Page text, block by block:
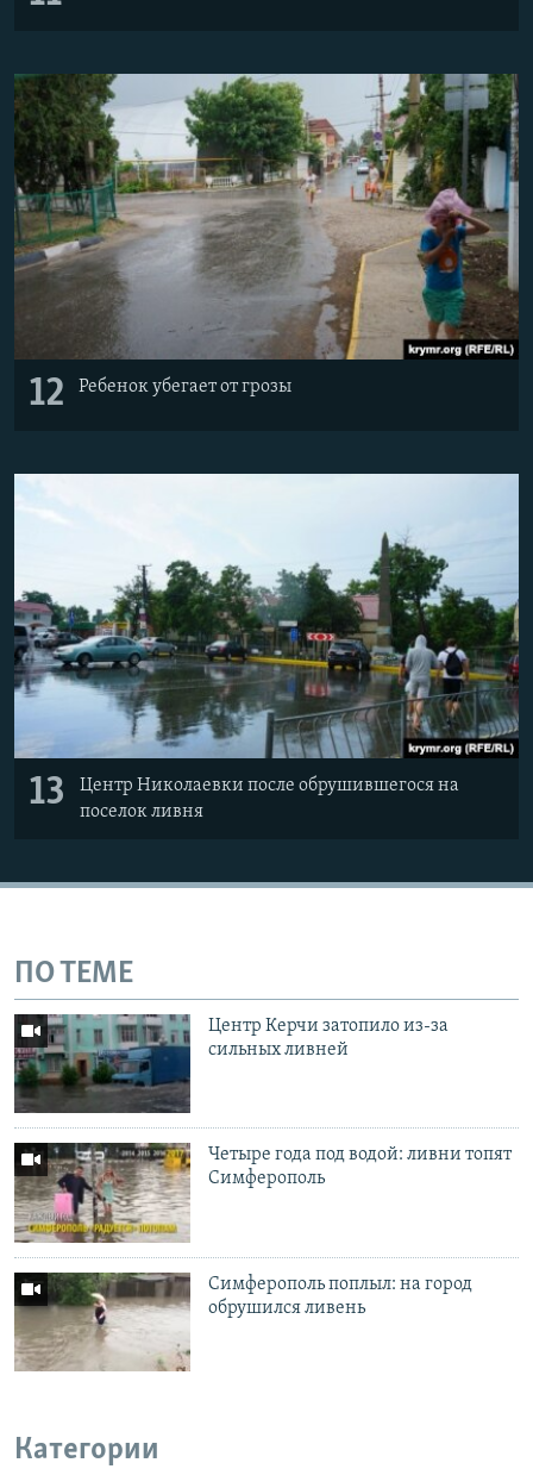
12 Ребенок убегает от грозы
13
Центр Николаевки после обрушившегося на
поселок ливня
ПО ТЕМЕ
Центр Керчи затопило из-за
сильных ливней
Четыре года под водой: ливни топят
Симферополь
Симферополь поплыл: на город
обрушился ливень
Категории